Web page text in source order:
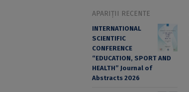
APARIȚII RECENTE
INTERNATIONAL
SCIENTIFIC
CONFERENCE
“EDUCATION, SPORT AND
HEALTH” Journal of
Abstracts 2026